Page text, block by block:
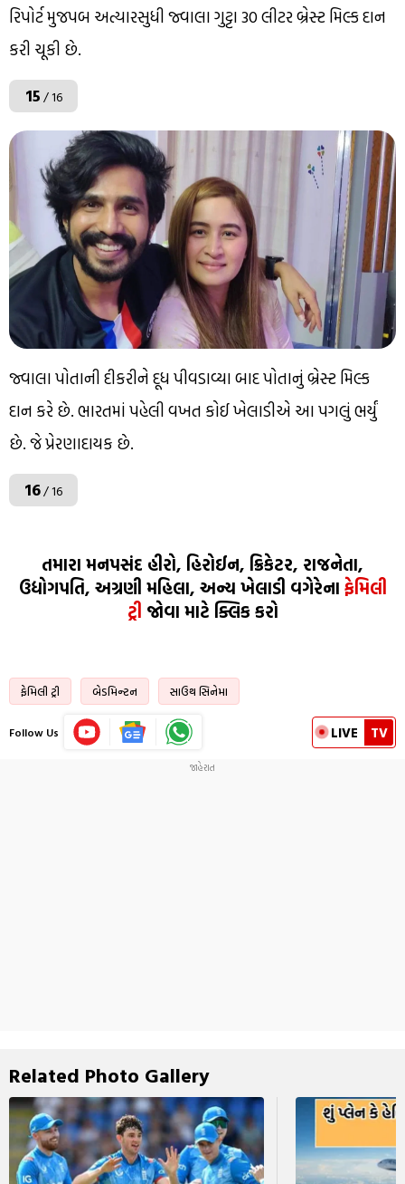
રિપોર્ટ મુજપબ અત્યારસુધી જ્વાલા ગુટ્ટા 30 લીટર બ્રેસ્ટ મિલ્ક દાન
કરી ચૂકી છે.
15/ 16
જ્વાલા પોતાની દીકરીને દૂધ પીવડાવ્યા બાદ પોતાનું બ્રેસ્ટ મિલ્ક
દાન કરે છે. ભારતમાં પહેલી વખત કોઈ ખેલાડીએ આ પગલું ભર્યું
છે. જે પ્રેરણાદાયક છે.
16/ 16
તમારા મનપસંદ હીરો, હિરોઈન, ક્રિકેટર, રાજનેતા,
ઉદ્યોગપતિ, અગ્રણી મહિલા, અન્ય ખેલાડી વગેરેના ફેમિલી
ટ્રી જોવા માટે ક્લિક કરો
ફેમિલી ટ્રી બેડમિન્ટન સાઉથ સિનેમા
Follow Us LIVE TV
Related Photo Gallery